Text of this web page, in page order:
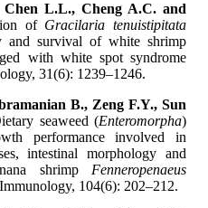
L.L., Cheng A.C. and
of Gracilaria tenuistipitata
and survival of white shrimp
with white spot syndrome
31(6): 1239–1246.
B., Zeng F.Y., Sun
seaweed (Enteromorpha)
performance involved in
intestinal morphology and
shrimp Fenneropenaeus
104(6): 202–212.